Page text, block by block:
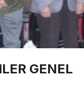
GENEL